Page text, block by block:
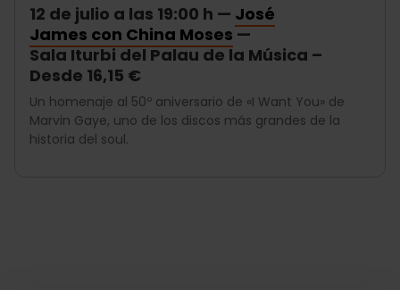
12 de julio a las 19:00 h — José
James con China Moses—
Sala Iturbi del Palau de la Música –
Desde 16,15 €
Un homenaje al 50º aniversario de «I Want You» de
Marvin Gaye, uno de los discos más grandes de la
historia del soul.